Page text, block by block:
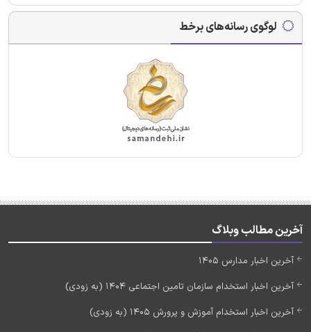
لوگوی رسانه‌های برخط
آخرین مطالب وبلاگ
آخرین اخبار مدارس 1405
آخرین اخبار استخدام سازمان تامین اجتماعی 1404 (به زودی)
آخرین اخبار استخدام آموزش و پرورش 1405 (به زودی)